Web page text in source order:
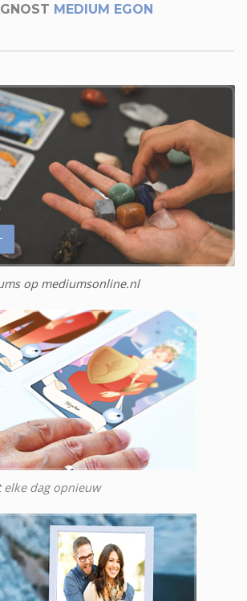
MEDIUM EGON
op mediumsonline.nl
elke dag opnieuw